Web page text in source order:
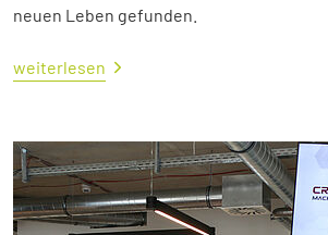
neuen Leben gefunden.
weiterlesen